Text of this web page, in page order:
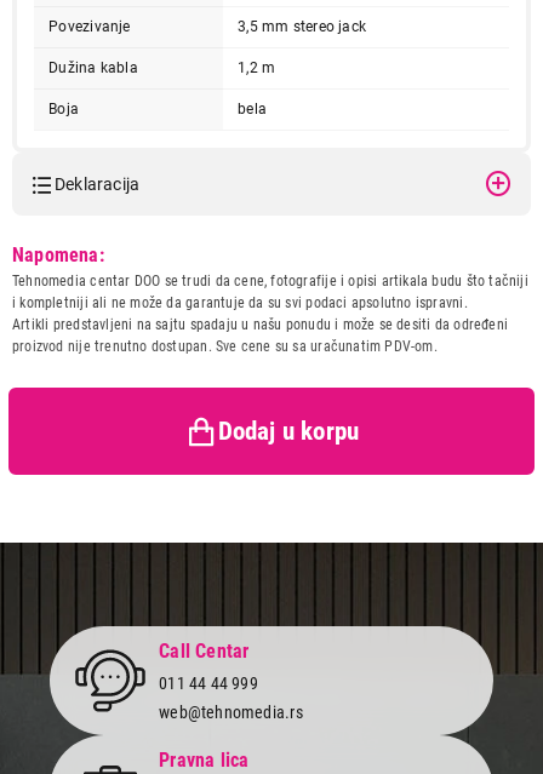
Povezivanje 3,5 mm stereo jack
Dužina kabla 1,2 m
Boja bela
Deklaracija
Naziv i vrsta robe:
SLUSALICA
Uvoznik:
Josipovic doo
Zemlja porekla:
Kina
kupaca po osnovu zakona o
Napomena:
Tehnomedia centar DOO se trudi da cene, fotografije i opisi artikala budu što tačniji
i kompletniji ali ne može da garantuje da su svi podaci apsolutno ispravni.
Artikli predstavljeni na sajtu spadaju u našu ponudu i može se desiti da određeni
proizvod nije trenutno dostupan. Sve cene su sa uračunatim PDV-om.
Dodaj u korpu
SLUŠALICE
SONY MDR-ZX110W.AE
Proizvod je dodat u korpu.
Završi kupovinu
Call Centar
011 44 44 999
web@tehnomedia.rs
Pravna lica